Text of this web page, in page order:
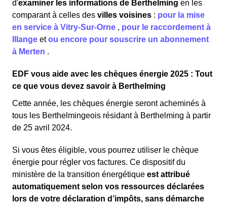
d'examiner les informations de Berthelming en les
comparant à celles des villes voisines : pour la mise
en service à Vitry-Sur-Orne , pour le raccordement à
Illange etou encore pour souscrire un abonnement
à Merten .
EDF vous aide avec les chèques énergie 2025 : Tout
ce que vous devez savoir à Berthelming
Cette année, les chèques énergie seront acheminés à
tous les Berthelmingeois résidant à Berthelming à partir
de 25 avril 2024.
Si vous êtes éligible, vous pourrez utiliser le chèque
énergie pour régler vos factures. Ce dispositif du
ministère de la transition énergétique est attribué
automatiquement selon vos ressources déclarées
lors de votre déclaration d’impôts, sans démarche